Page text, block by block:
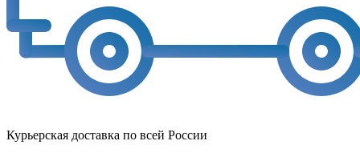
Курьерская доставка по всей России